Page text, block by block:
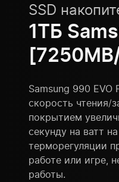
SSD
1ТБ
Samsung 990 EVO
скорость чтения/
покрытием
секунду на ватт
терморегуляции
работе или игре,
работы.